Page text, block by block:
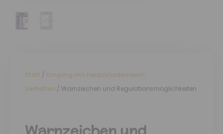
Start / Umgang mit herausforderndem
Verhalten / Warnzeichen und Regulationsmöglichkeiten